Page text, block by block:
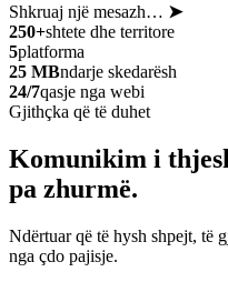
Shkruaj një mesazh… ➤
250+shtete dhe territore
5platforma
25 MBndarje skedarësh
24/7qasje nga webi
Gjithçka që të duhet
Komunikim i
pa zhurmë.
Ndërtuar që të hysh shpejt, të
nga çdo pajisje.